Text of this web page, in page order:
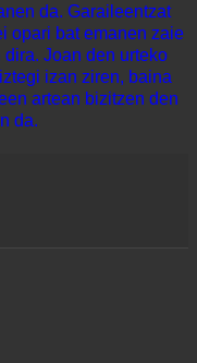
da. Garaileentzat
opari bat emanen zaie
Joan den urteko
izan ziren, baina
artean bizitzen den
da.